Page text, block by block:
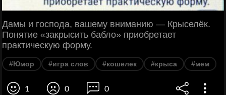
Дамы и господа, вашему вниманию — Крыселёк.
Понятие «закрысить бабло» приобретает
практическую форму.
#Юмор #игра слов #кошелек #крыса #мем
1 0 0